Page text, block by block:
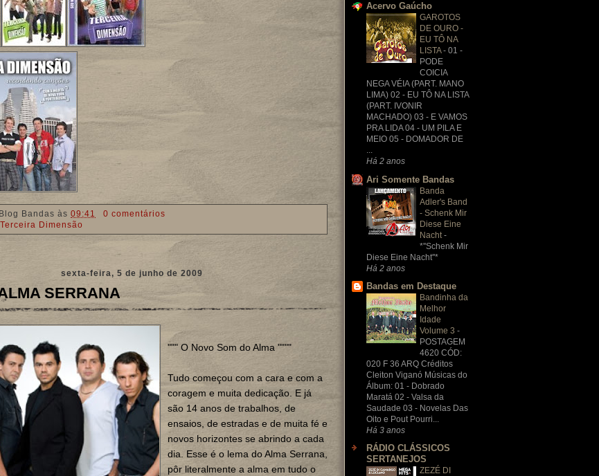
Blog Bandas às 09:41
0 comentários
Terceira Dimensão
sexta-feira, 5 de junho de 2009
SERRANA
""" O Novo Som do Alma """"
Tudo começou com a cara e com a
coragem e muita dedicação. E já
são 14 anos de trabalhos, de
ensaios, de estradas e de muita fé e
novos horizontes se abrindo a cada
dia. Esse é o lema do Alma Serrana,
pôr literalmente a alma em tudo o
Acervo Gaúcho
GAROTOS
DE OURO -
EU TÔ NA
LISTA- 01 -
PODE
COICIA
NEGA VÉIA (PART. MANO
LIMA) 02 - EU TÔ NA LISTA
(PART. IVONIR
MACHADO) 03 - E VAMOS
PRA LIDA 04 - UM PILA E
MEIO 05 - DOMADOR DE
...
Há 2 anos
Ari Somente Bandas
Banda
Adler's Band
- Schenk Mir
Diese Eine
Nacht -
*''Schenk Mir
Diese Eine Nacht''*
Há 2 anos
Bandas em Destaque
Bandinha da
Melhor
Idade
Volume 3 -
POSTAGEM
4620 CÓD:
020 F 36 ARQ Créditos
Cleiton Viganó Músicas do
Álbum: 01 - Dobrado
Maratá 02 - Valsa da
Saudade 03 - Novelas Das
Oito e Pout Pourri...
Há 3 anos
RÁDIO CLÁSSICOS
SERTANEJOS
ZEZÉ DI